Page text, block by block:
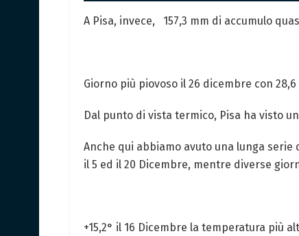
A Pisa, invece, 157,3 mm di accumulo
Giorno più piovoso il 26 dicembre con 28,6
Dal punto di vista termico, Pisa ha visto
Anche qui abbiamo avuto una lunga
il 5 ed il 20 Dicembre, mentre diverse
+15,2° il 16 Dicembre la temperatura più